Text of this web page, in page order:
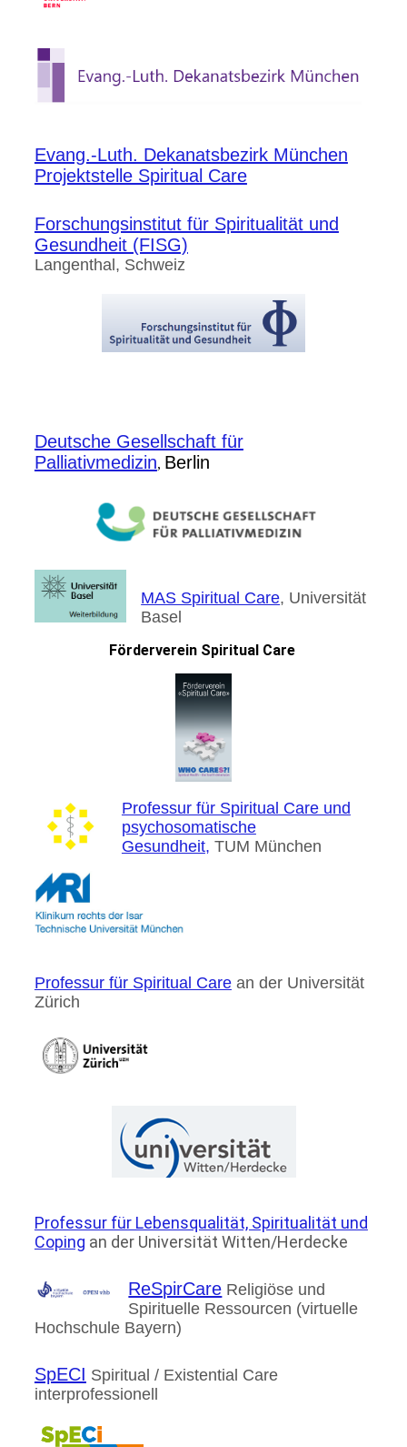
Evang.-Luth. Dekanatsbezirk München
Projektstelle Spiritual Care
Forschungsinstitut für Spiritualität und
Gesundheit (FISG)
Langenthal, Schweiz
Deutsche Gesellschaft für
Palliativmedizin, Berlin
MAS Spiritual Care, Universität
Basel
Förderverein Spiritual Care
Professur für Spiritual Care und
psychosomatische
Gesundheit, TUM München
Professur für Spiritual Care an der Universität
Zürich
Professur für Lebensqualität, Spiritualität und
Coping an der Universität Witten/Herdecke
ReSpirCare Religiöse und
Spirituelle Ressourcen (virtuelle
Hochschule Bayern)
SpECI Spiritual / Existential Care
interprofessionell